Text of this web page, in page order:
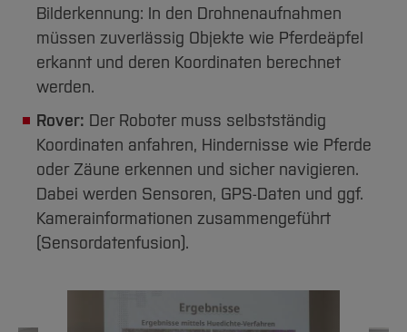
Bilderkennung: In den Drohnenaufnahmen
müssen zuverlässig Objekte wie Pferdeäpfel
erkannt und deren Koordinaten berechnet
werden.
Rover: Der Roboter muss selbstständig
Koordinaten anfahren, Hindernisse wie Pferde
oder Zäune erkennen und sicher navigieren.
Dabei werden Sensoren, GPS-Daten und ggf.
Kamerainformationen zusammengeführt
(Sensordatenfusion).